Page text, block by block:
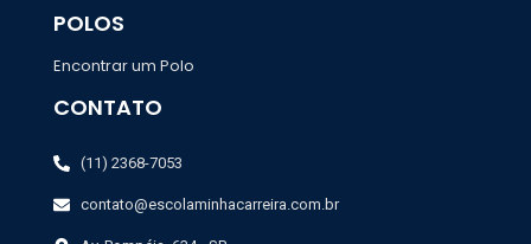
POLOS
Encontrar um Polo
CONTATO
(11) 2368-7053
contato@escolaminhacarreira.com.br